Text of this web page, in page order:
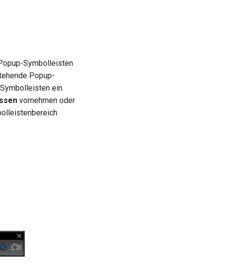
Symbolleisten
Popup-
ein.
vornehmen oder